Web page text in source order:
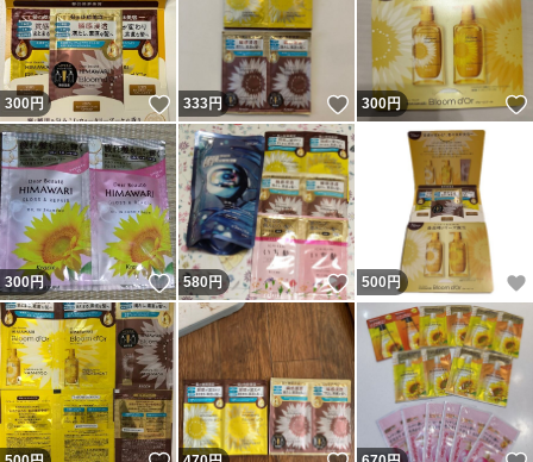
300円 いいね！
333円 いいね！
300円
300円 いいね！
580円 いいね！
500 円